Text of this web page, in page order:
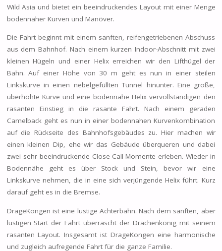
Wild Asia und bietet ein beeindruckendes Layout mit einer Menge
bodennaher Kurven und Manöver.
Die Fahrt beginnt mit einem sanften, reifengetriebenen Abschuss
aus dem Bahnhof. Nach einem kurzen Indoor-Abschnitt mit zwei
kleinen Hügeln und einer Helix erreichen wir den Lifthügel der
Bahn. Auf einer Höhe von 30 m geht es nun in einer steilen
Linkskurve in einen nebelgefüllten Tunnel hinunter. Eine große,
überhöhte Kurve und eine bodennahe Helix vervollständigen den
rasanten Einstieg in die rasante Fahrt. Nach einem geraden
Camelback geht es nun in einer bodennahen Kurvenkombination
auf die Rückseite des Bahnhofsgebäudes zu. Hier machen wir
einen kleinen Dip, ehe wir das Gebäude überqueren und dabei
zwei sehr beeindruckende Close-Call-Momente erleben. Wieder in
Bodennähe geht es über Stock und Stein, bevor wir eine
Linkskurve nehmen, die in eine sich verjüngende Helix führt. Kurz
darauf geht es in die Bremse.
DrageKongen ist eine lustige Achterbahn. Nach dem sanften, aber
lustigen Start der Fahrt überrascht der Drachenkönig mit seinem
rasanten Layout. Insgesamt ist DrageKongen eine harmonische
und zugleich aufregende Fahrt für die ganze Familie.